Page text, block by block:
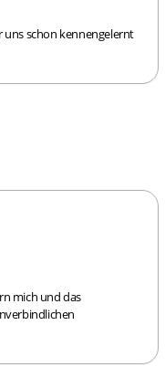
schon kennengelernt
mich und das